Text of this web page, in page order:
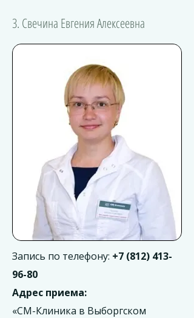
3. Свечина Евгения Алексеевна
Запись по телефону: +7 (812) 413-
96-80
Адрес приема:
«СМ-Клиника в Выборгском